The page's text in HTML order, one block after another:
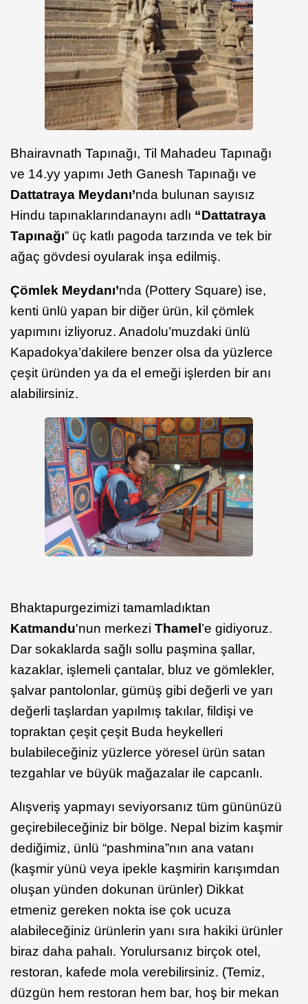
Bhairavnath Tapınağı, Til Mahadeu Tapınağı
ve 14.yy yapımı Jeth Ganesh Tapınağı ve
Dattatraya Meydanı’nda bulunan sayısız
Hindu tapınaklarındanaynı adlı “Dattatraya
Tapınağı” üç katlı pagoda tarzında ve tek bir
ağaç gövdesi oyularak inşa edilmiş.
Çömlek Meydanı’nda (Pottery Square) ise,
kenti ünlü yapan bir diğer ürün, kil çömlek
yapımını izliyoruz. Anadolu’muzdaki ünlü
Kapadokya’dakilere benzer olsa da yüzlerce
çeşit üründen ya da el emeği işlerden bir anı
alabilirsiniz.
Bhaktapurgezimizi tamamladıktan
Katmandu'nun merkezi Thamel’e gidiyoruz.
Dar sokaklarda sağlı sollu paşmina şallar,
kazaklar, işlemeli çantalar, bluz ve gömlekler,
şalvar pantolonlar, gümüş gibi değerli ve yarı
değerli taşlardan yapılmış takılar, fildişi ve
topraktan çeşit çeşit Buda heykelleri
bulabileceğiniz yüzlerce yöresel ürün satan
tezgahlar ve büyük mağazalar ile capcanlı.
Alışveriş yapmayı seviyorsanız tüm gününüzü
geçirebileceğiniz bir bölge. Nepal bizim kaşmir
dediğimiz, ünlü “pashmina”nın ana vatanı
(kaşmir yünü veya ipekle kaşmirin karışımdan
oluşan yünden dokunan ürünler) Dikkat
etmeniz gereken nokta ise çok ucuza
alabileceğiniz ürünlerin yanı sıra hakiki ürünler
biraz daha pahalı. Yorulursanız birçok otel,
restoran, kafede mola verebilirsiniz. (Temiz,
düzgün hem restoran hem bar, hoş bir mekan